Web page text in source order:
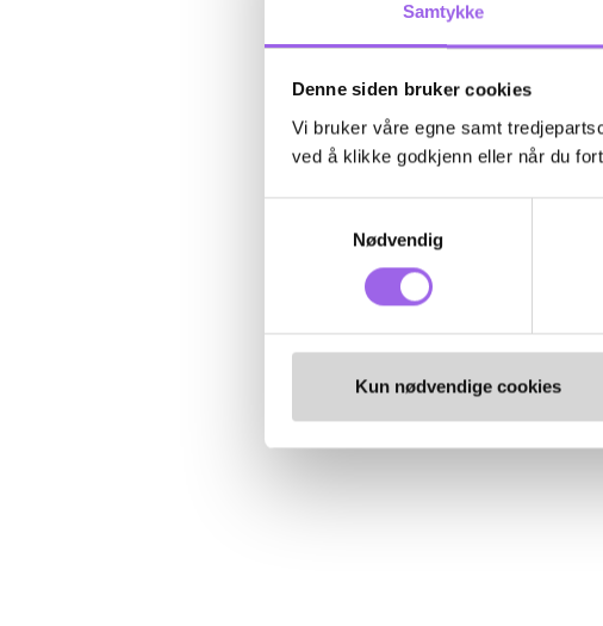
Samtykke
Denne siden bruker cookies
Vi bruker våre egne samt
ved å klikke godkjenn eller når du
Nødvendig
Kun nødvendige cookies